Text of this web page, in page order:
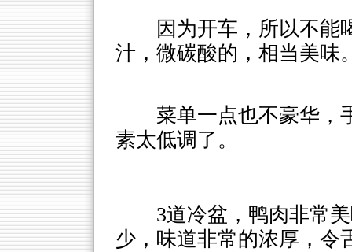
因为开车，所以不能
汁，微碳酸的，相当美味
菜单一点也不豪华，
素太低调了。
3道冷盆，鸭肉非常
少，味道非常的浓厚，令